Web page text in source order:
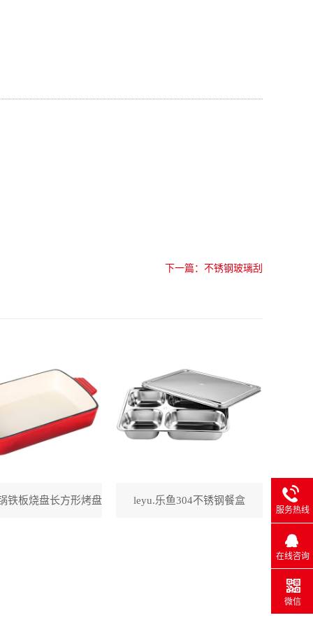
下一篇：不锈钢玻璃刮
铁板烧盘长方形烤盘 leyu.乐鱼304不锈钢餐盒
服务热线
在线咨询
微信